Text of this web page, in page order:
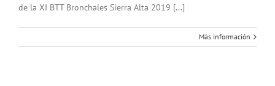
de la XI BTT Bronchales Sierra Alta 2019 [...]
Más información